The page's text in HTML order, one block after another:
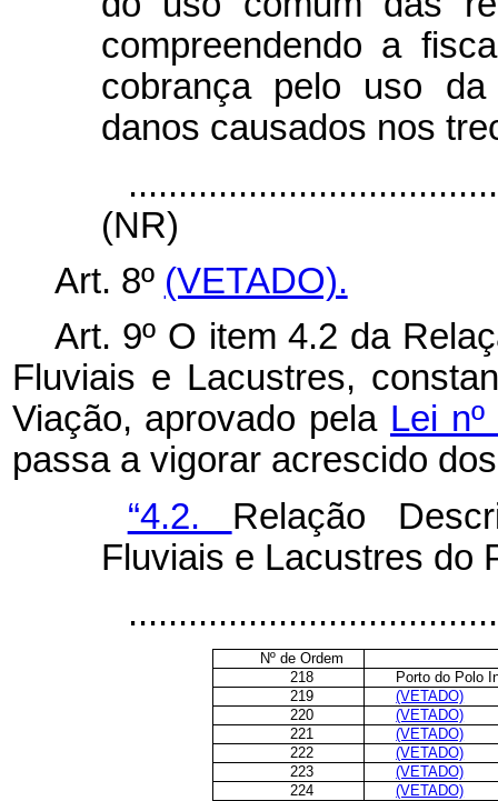
compreendendo a
cobrança pelo uso
danos causados nos
(NR)
Art. 8º (VETADO).
Art. 9º O item 4.2 da
Fluviais e Lacustres,
Viação, aprovado pela Lei
passa a vigorar acrescido
“4.2. Relação
Fluviais e Lacustres do
Nº de Ordem
218
Porto do Polo
219
(VETADO)
220
(VETADO)
221
(VETADO)
222
(VETADO)
223
(VETADO)
224
(VETADO)